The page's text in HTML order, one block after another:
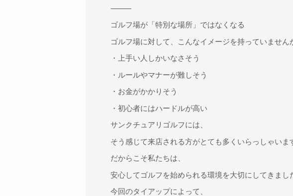
⸻
ゴルフ場が「特別な場所」ではなくなる
ゴルフ場に対して、こんなイメージを持っていません
・上手い人しかいなさそう
・ルールやマナーが難しそう
・お金がかかりそう
・初心者にはハードルが高い
サンクチュアリゴルフには、
そう感じて来店される方がとても多くいらっしゃいま
だからこそ私たちは、
安心してゴルフを始められる環境を大切にしてきまし
今回のタイアップによって、